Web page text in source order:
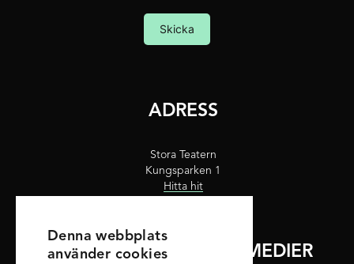
Skicka
ADRESS
Stora Teatern
Kungsparken 1
Hitta hit
FÖLJ OSS PÅ SOCIALA MEDIER
Denna webbplats
använder cookies